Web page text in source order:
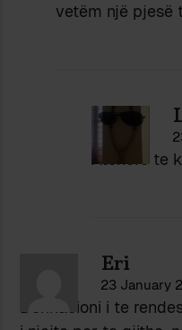
vetëm një pjesë
Atehere te
Eri
23 January
Definacioni i te